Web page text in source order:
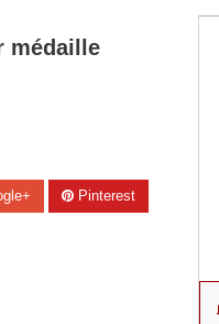
médaille
Pinterest